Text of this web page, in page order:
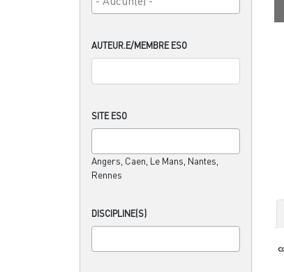
AUTEUR.E/MEMBRE ESO
SITE ESO
Angers, Caen, Le Mans, Nantes,
Rennes
DISCIPLINE(S)